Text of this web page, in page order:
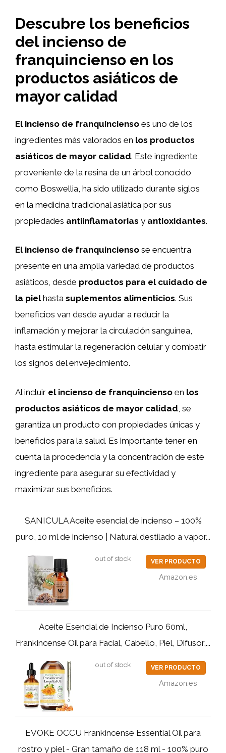
Descubre los beneficios
del incienso de
franquincienso en los
productos asiáticos de
mayor calidad
El incienso de franquincienso es uno de los
ingredientes más valorados en los productos
asiáticos de mayor calidad. Este ingrediente,
proveniente de la resina de un árbol conocido
como Boswellia, ha sido utilizado durante siglos
en la medicina tradicional asiática por sus
propiedades antiinflamatorias y antioxidantes.
El incienso de franquincienso se encuentra
presente en una amplia variedad de productos
asiáticos, desde productos para el cuidado de
la pielhasta suplementos alimenticios. Sus
beneficios van desde ayudar a reducir la
inflamación y mejorar la circulación sanguínea,
hasta estimular la regeneración celular y combatir
los signos del envejecimiento.
Al incluir el incienso de franquincienso en los
productos asiáticos de mayor calidad , se
garantiza un producto con propiedades únicas y
beneficios para la salud. Es importante tener en
cuenta la procedencia y la concentración de este
ingrediente para asegurar su efectividad y
maximizar sus beneficios.
SANICULA Aceite esencial de incienso – 100%
puro, 10 ml de incienso | Natural destilado a vapor...
out of stock VER PRODUCTO
Amazon.es
Aceite Esencial de Incienso Puro 60ml,
Frankincense Oil para Facial, Cabello, Piel, Difusor,...
out of stock VER PRODUCTO
Amazon.es
EVOKE OCCU Frankincense Essential Oil para
rostro y piel - Gran tamaño de 118 ml - 100% puro